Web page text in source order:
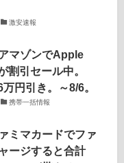
激安速報
マゾンでApple
割引セール中。
円引き。～8/6。
携帯一括情報
ミマカードでファ
ージすると合計